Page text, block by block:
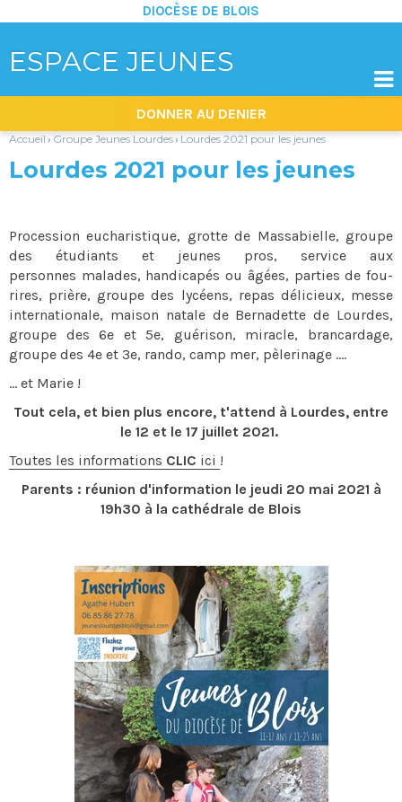
ESPACE JEUNES
DIOCÈSE DE BLOIS
|
Aller
navigation
DONNER AU DENIER

Accueil › Groupe Jeunes Lourdes› Lourdes 2021 pour les jeunes
Lourdes 2021 pour les jeunes
Procession eucharistique, grotte de Massabielle, groupe
des étudiants et jeunes pros, service aux
personnes malades, handicapés ou âgées, parties de fou-
rires, prière, groupe des lycéens, repas délicieux, messe
internationale, maison natale de Bernadette de Lourdes,
groupe des 6e et 5e, guérison, miracle, brancardage,
groupe des 4e et 3e, rando, camp mer, pèlerinage ....
... et Marie !
Tout cela, et bien plus encore, t'attend à Lourdes, entre
le 12 et le 17 juillet 2021.
Toutes les informations CLIC ici !
Parents : réunion d'information le jeudi 20 mai 2021 à
19h30 à la cathédrale de Blois